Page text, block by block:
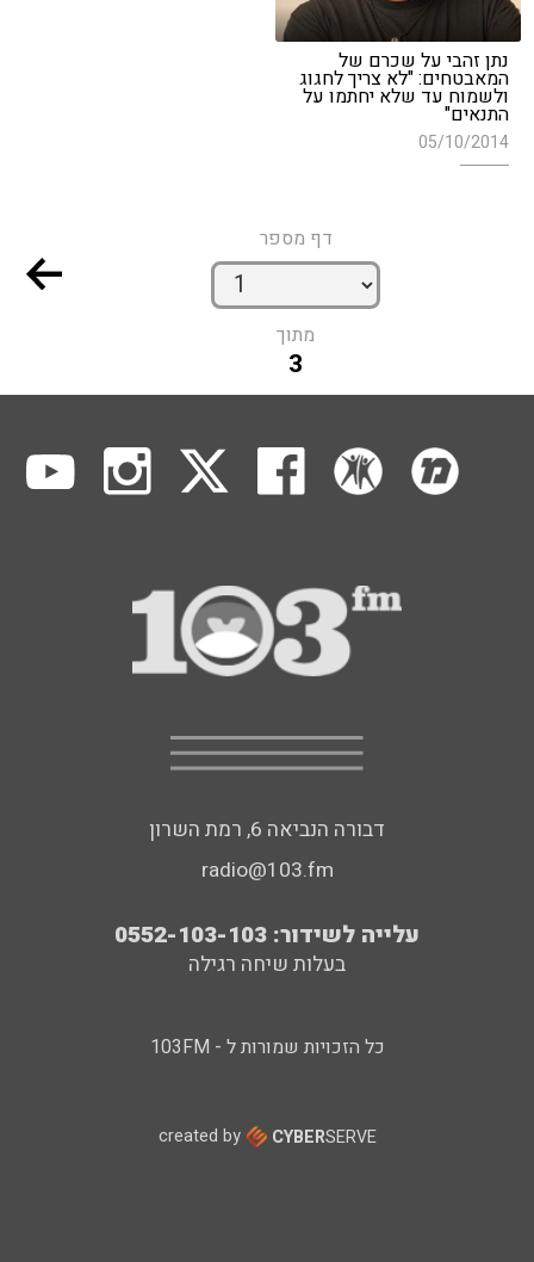
נתן זהבי על שכרם של
המאבטחים: "לא צריך לחגוג
ולשמוח עד שלא יחתמו על
התנאים"
05/10/2014
דף מספר
מתוך
3
דבורה הנביאה 6, רמת השרון
radio@103.fm
עלייה לשידור: 0552-103-103
בעלות שיחה רגילה
כל הזכויות שמורות ל - 103FM
created by CYBERSERVE